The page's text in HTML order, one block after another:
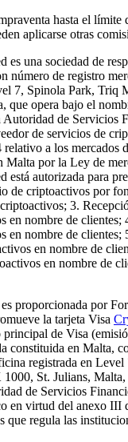
hasta el límite
aplicarse otras
una sociedad de
número de registro
7, Spinola Park, Triq
que opera bajo el
de Servicios
de servicios de
a los mercados
Malta por la Ley de
autorizada para
de criptoactivos por
3.
en nombre de clientes;
en nombre de clientes;
en nombre de
en nombre de
proporcionada por
la tarjeta Visa
principal de Visa
constituida en Malta,
registrada en
St. Julians, Malta,
de Servicios
en virtud del anexo III
que regula las